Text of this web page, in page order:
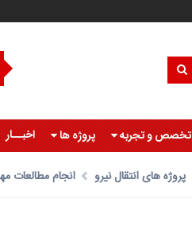
تخصص و تجربه پروژه ها اخبــار
پروژه های انتقال نیرو انجام مطالعات